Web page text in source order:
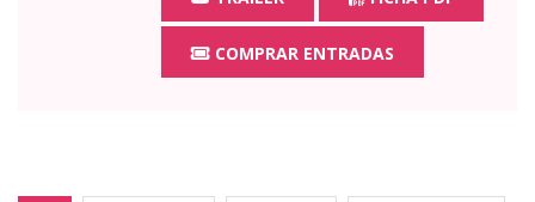
COMPRAR ENTRADAS